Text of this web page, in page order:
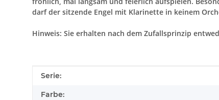
darf der sitzende Engel mit Klarinette in keinem
Hinweis: Sie erhalten nach dem Zufallsprinzip
Produkteigenschaft
Wert
Serie:
Farbe: